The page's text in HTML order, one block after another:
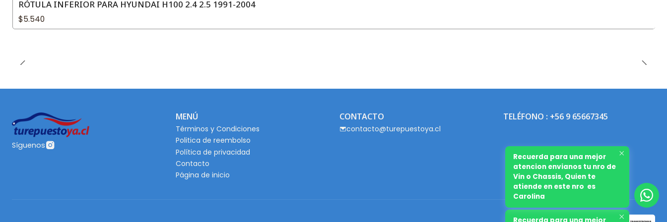
RÓTULA INFERIOR PARA HYUNDAI H100 2.4 2.5 1991-2004
$5.540
Síguenos
MENÚ
Términos y Condiciones
Politica de reembolso
Política de privacidad
Contacto
Página de inicio
CONTACTO
contacto@turepuestoya.cl
TELÉFONO : +56 9 65667345
Recuerda para una mejor
atencion envianos tu nro de
Vin o Chassis, Quien te
atiende en este nro es
Carolina